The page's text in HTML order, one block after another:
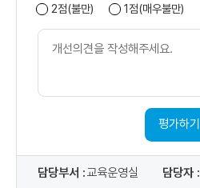
2점(불만)
1점(매우불만)
개
평가하기
담당부서 :교육운영실 담당자 :